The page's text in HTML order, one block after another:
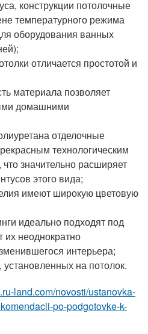
конструкции потолочные
температурного режима
оборудования ванных
отличается простотой и
материала позволяет
домашними
отделочные
технологическим
значительно расширяет
этого вида;
имеют широкую цветовую
идеально подходят под
их неоднократно
интерьера;
установленных на потолок.
land.com/novosti/ustanovka-
po-podgotovke-k-